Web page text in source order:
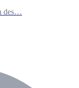
des…